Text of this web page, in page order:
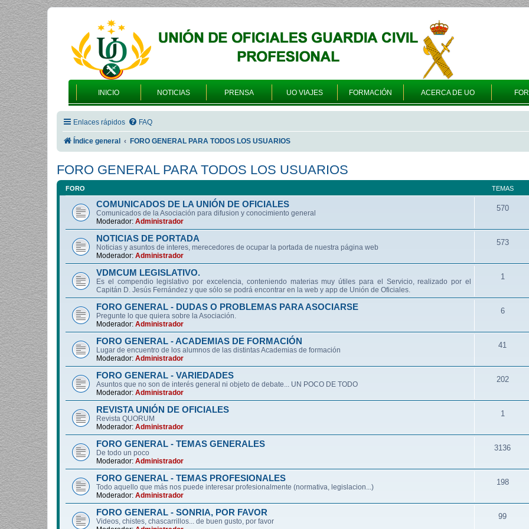
INICIO NOTICIAS PRENSA UO VIAJES FORMACIÓN ACERCA DE UO
Enlaces rápidos FAQ
Índice general FORO GENERAL PARA TODOS LOS USUARIOS
FORO GENERAL PARA TODOS LOS USUARIOS
FORO TEMAS
COMUNICADOS DE LA UNIÓN DE OFICIALES
Comunicados de la Asociación para difusion y conocimiento general
Moderador: Administrador
570
NOTICIAS DE PORTADA
Noticias y asuntos de interes, merecedores de ocupar la portada de nuestra página web
Moderador: Administrador
573
VDMCUM LEGISLATIVO.
Es el compendio legislativo por excelencia, conteniendo materias muy útiles para el Servicio, realizado por el
Capitán D. Jesús Fernández y que sólo se podrá encontrar en la web y app de Unión de Oficiales.
1
FORO GENERAL - DUDAS O PROBLEMAS PARA ASOCIARSE
Pregunte lo que quiera sobre la Asociación.
Moderador: Administrador
6
FORO GENERAL - ACADEMIAS DE FORMACIÓN
Lugar de encuentro de los alumnos de las distintas Academias de formación
Moderador: Administrador
41
FORO GENERAL - VARIEDADES
Asuntos que no son de interés general ni objeto de debate... UN POCO DE TODO
Moderador: Administrador
202
REVISTA UNIÓN DE OFICIALES
Revista QUORUM
Moderador: Administrador
1
FORO GENERAL - TEMAS GENERALES
De todo un poco
Moderador: Administrador
3136
FORO GENERAL - TEMAS PROFESIONALES
Todo aquello que más nos puede interesar profesionalmente (normativa, legislacion...)
Moderador: Administrador
198
FORO GENERAL - SONRIA, POR FAVOR
Videos, chistes, chascarrillos... de buen gusto, por favor
99